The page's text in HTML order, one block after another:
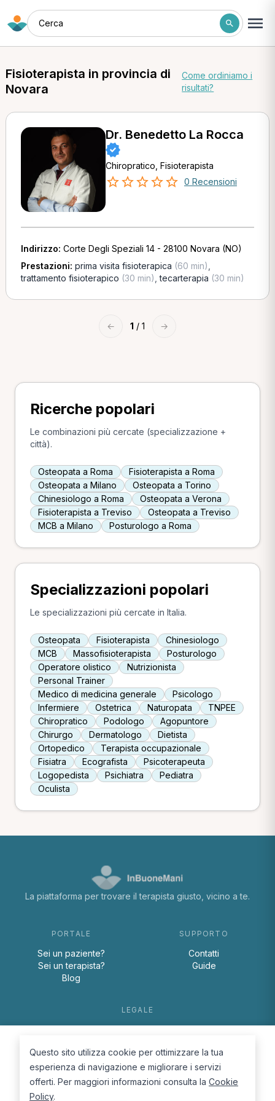
Cerca
Fisioterapista in provincia di
Novara
Come ordiniamo i
risultati?
Dr. Benedetto La Rocca
Chiropratico, Fisioterapista
0 Recensioni
Indirizzo: Corte Degli Speziali 14 - 28100 Novara (NO)
Prestazioni: prima visita fisioterapica (60 min)
trattamento fisioterapico (30 min) ,tecarterapia (30 min)
← 1 / 1 →
Ricerche popolari
Le combinazioni più cercate (specializzazione +
città).
Osteopata a Roma
Fisioterapista a Roma
Osteopata a Milano
Osteopata a Torino
Chinesiologo a Roma
Osteopata a Verona
Fisioterapista a Treviso
Osteopata a Treviso
MCB a Milano
Posturologo a Roma
Specializzazioni popolari
Le specializzazioni più cercate in Italia.
Osteopata Fisioterapista
Chinesiologo
MCB
Massofisioterapista
Posturologo
Operatore olistico
Nutrizionista
Personal Trainer
Medico di medicina generale
Psicologo
Infermiere
Ostetrica Naturopata
TNPEE
Chiropratico
Podologo
Agopuntore
Chirurgo
Dermatologo
Dietista
Ortopedico
Terapista occupazionale
Fisiatra
Ecografista
Psicoterapeuta
Logopedista
Psichiatra
Pediatra
Oculista
La piattaforma per trovare il terapista giusto, vicino a te.
PORTALE
Sei un paziente?
Sei un terapista?
Blog
SUPPORTO
Contatti
Guide
LEGALE
Cookie Policy
Questo sito utilizza cookie per ottimizzare la tua
esperienza di navigazione e migliorare i servizi
offerti. Per maggiori informazioni consulta la Cookie
Policy.